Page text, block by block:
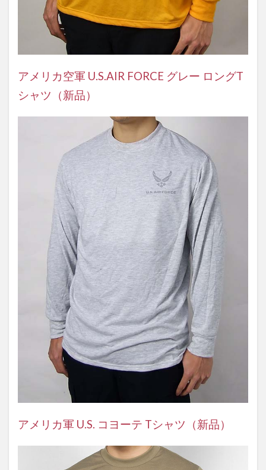
アメリカ空軍 U.S.AIR FORCE グレー ロングT
シャツ（新品）
アメリカ軍 U.S. コヨーテ Tシャツ（新品）